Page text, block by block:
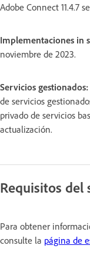
Adobe Connect 11.4.7
Implementaciones in
noviembre de 2023.
Servicios gestionados:
de servicios
privado de servicios
actualización.
Requisitos del
Para obtener
consulte la página de